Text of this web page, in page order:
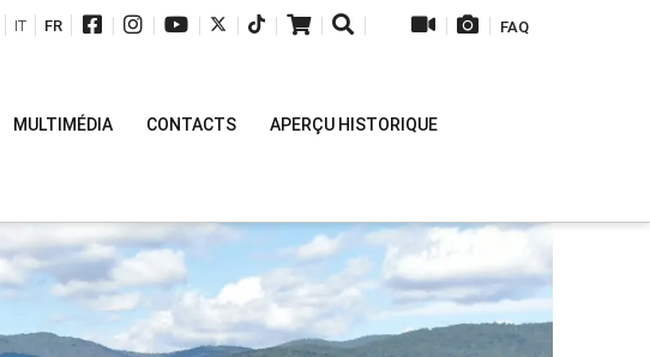
| | | | | | | | | FAQ
IT FR
MULTIMÉDIA CONTACTS APERÇU HISTORIQUE